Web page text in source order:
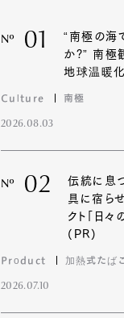
Nº 01
“南極の海
か?” 南極
地球温暖
Culture 南極
2026.08.03
Nº 02
伝統に息
具に宿ら
クト「日々
(PR)
Product 加熱式たば
2026.07.10